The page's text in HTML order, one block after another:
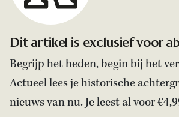
Dit artikel is exclusief voor
Begrijp het heden, begin bij het
Actueel lees je historische
nieuws van nu. Je leest al voor